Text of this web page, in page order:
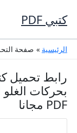
إلى
المحتوى
كتبي PDF
الرئيسية صفحة
رابط تحميل
بحركات الغلو
PDF مجانا